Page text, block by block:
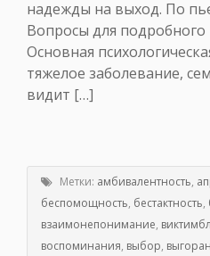
надежды на выход. По
Вопросы для подробного
Основная
тяжелое заболевание,
видит […]
Метки: амбивалентность,
беспомощность, бестактность,
взаимонепонимание,
воспоминания, выбор,